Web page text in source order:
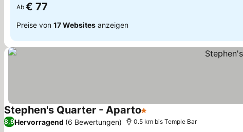
Ab € 77
Preise von 17 Websites anzeigen
Stephen's Quarter - Aparto1 Sterne
8,9Hervorragend (6 Bewertungen) 0.5 km bis Temple Bar